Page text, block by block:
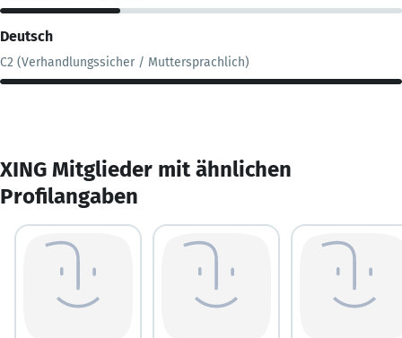
Deutsch
C2 (Verhandlungssicher / Muttersprachlich)
XING Mitglieder mit ähnlichen
Profilangaben